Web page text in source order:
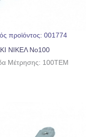
προϊόντος: 001774
ΝΙΚΕΛ No100
Μέτρησης: 100TEM